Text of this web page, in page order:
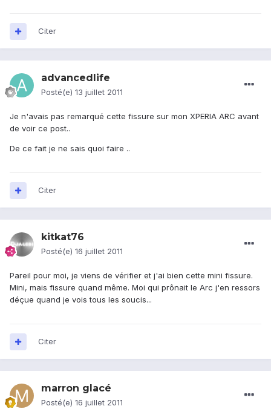
Citer
advancedlife
Posté(e) 13 juillet 2011
Je n'avais pas remarqué cette fissure sur mon XPERIA ARC avant
de voir ce post..
De ce fait je ne sais quoi faire ..
Citer
kitkat76
Posté(e) 16 juillet 2011
Pareil pour moi, je viens de vérifier et j'ai bien cette mini fissure.
Mini, mais fissure quand même. Moi qui prônait le Arc j'en ressors
déçue quand je vois tous les soucis...
Citer
marron glacé
Posté(e) 16 juillet 2011